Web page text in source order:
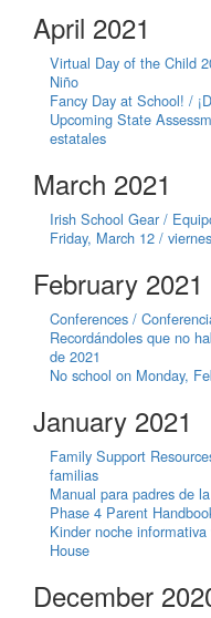
April 2021
Virtual Day of the Child
Niño
Fancy Day at School! /
Upcoming State
estatales
March 2021
Irish School Gear /
Friday, March 12 /
February 2021
Conferences /
Recordándoles que no
de 2021
No school on Monday,
January 2021
Family Support
familias
Manual para padres de
Phase 4 Parent
Kinder noche
House
December